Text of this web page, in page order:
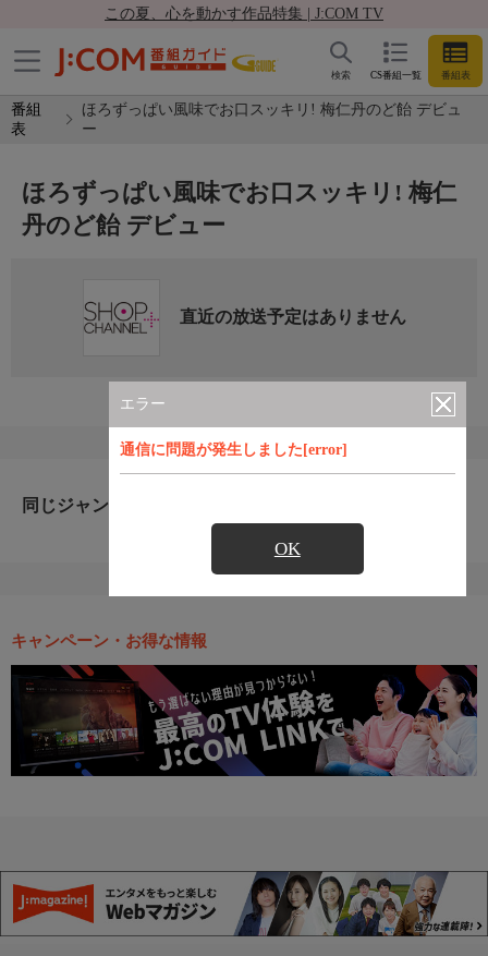
この夏、心を動かす作品特集 | J:COM TV
CS番組一覧 番組表
検索
番組
表
ほろずっぱい風味でお口スッキリ! 梅仁丹のど飴 デビュ
ー
エラー
通信に問題が発生しました[error]
OK
ほろずっぱい風味でお口スッキリ! 梅仁
丹のど飴 デビュー
直近の放送予定はありません
同じジャンルのおすすめ番組
キャンペーン・お得な情報